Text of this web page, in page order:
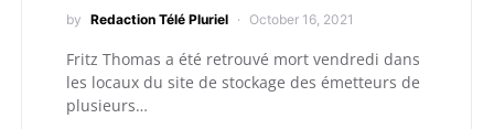
by Redaction Télé Pluriel October 16, 2021
Fritz Thomas a été retrouvé mort vendredi dans
les locaux du site de stockage des émetteurs de
plusieurs…